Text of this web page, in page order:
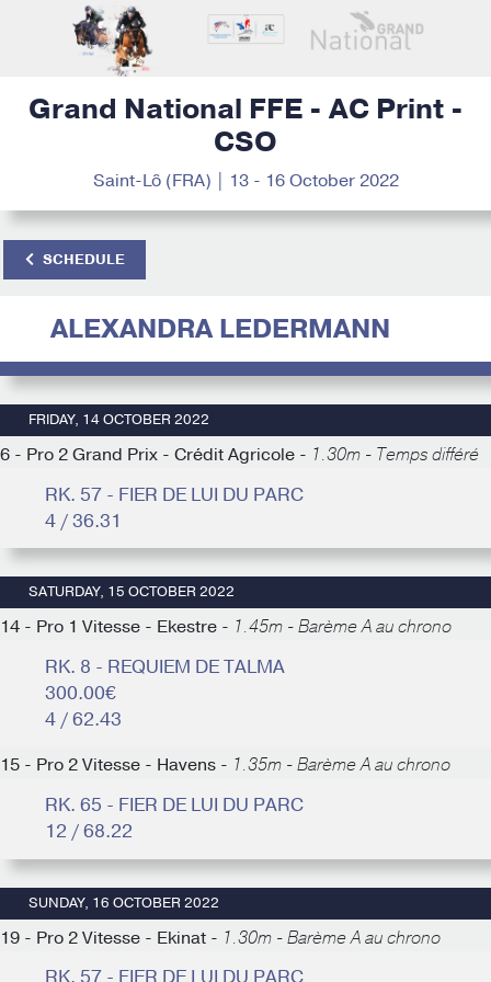
Grand National FFE - AC Print -
CSO
Saint-Lô (FRA) | 13 - 16 October 2022
SCHEDULE
ALEXANDRA LEDERMANN
FRIDAY, 14 OCTOBER 2022
6 - Pro 2 Grand Prix - Crédit Agricole - 1.30m - Temps différé
RK. 57 - FIER DE LUI DU PARC
4 / 36.31
SATURDAY, 15 OCTOBER 2022
14 - Pro 1 Vitesse - Ekestre - 1.45m - Barème A au chrono
RK. 8 - REQUIEM DE TALMA
300.00€
4 / 62.43
15 - Pro 2 Vitesse - Havens - 1.35m - Barème A au chrono
RK. 65 - FIER DE LUI DU PARC
12 / 68.22
SUNDAY, 16 OCTOBER 2022
19 - Pro 2 Vitesse - Ekinat - 1.30m - Barème A au chrono